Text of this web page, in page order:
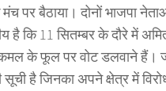
पर बैठाया। दोनों भाजपा
कि 11 सितम्बर के दौरे में
कमल के फूल पर वोट डलवाने हैं।
है जिनका अपने क्षेत्र में